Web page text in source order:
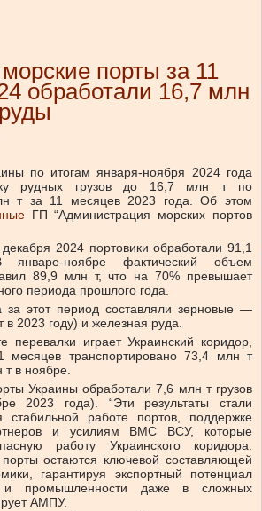
порты за 11
обработали 16,7 млн
по итогам января-ноября 2024 года
рудных грузов до 16,7 млн ​​т по
т за 11 месяцев 2023 года. Об этом
ГП “Администрация морских портов
2024 портовики обработали 91,1
ноябре фактический объем
89,9 млн т, что на 70% превышает
периода прошлого года.
за этот период составляли зерновые —
2023 году) и железная руда.
перевалки играет Украинский коридор,
месяцев транспортировано 73,4 млн т
т в ноябре.
Украины обработали 7,6 млн т грузов
2023 года). “Эти результаты стали
стабильной работе портов, поддержке
и усилиям ВМС ВСУ, которые
работу Украинского коридора.
остаются ключевой составляющей
гарантируя экспортный потенциал
и промышленности даже в сложных
АМПУ.